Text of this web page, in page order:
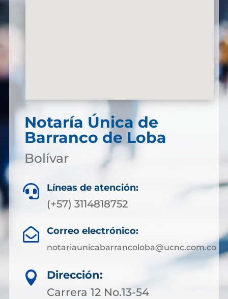
Notaría Única de
Barranco de Loba
Bolívar
 Líneas de atención:
(+57) 3114818752
 Correo electrónico:
notariaunicabarrancoloba@ucnc.com.co

Dirección:
Carrera 12 No.13-54